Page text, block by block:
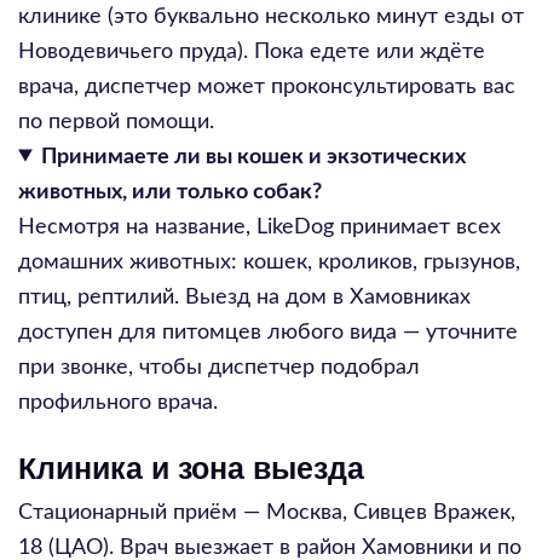
клинике (это буквально несколько минут езды от
Новодевичьего пруда). Пока едете или ждёте
врача, диспетчер может проконсультировать вас
по первой помощи.
Принимаете ли вы кошек и экзотических
животных, или только собак?
Несмотря на название, LikeDog принимает всех
домашних животных: кошек, кроликов, грызунов,
птиц, рептилий. Выезд на дом в Хамовниках
доступен для питомцев любого вида — уточните
при звонке, чтобы диспетчер подобрал
профильного врача.
Клиника и зона выезда
Стационарный приём — Москва, Сивцев Вражек,
18 (ЦАО). Врач выезжает в район Хамовники и по